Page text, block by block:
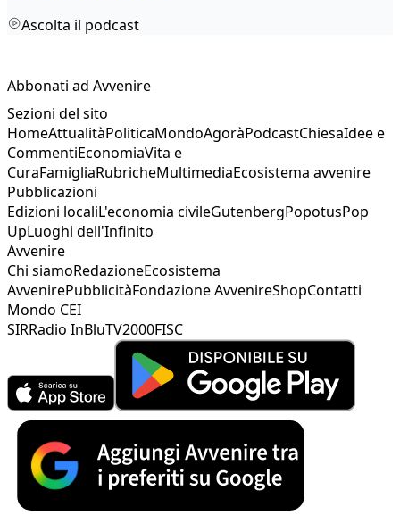
Ascolta il podcast
Abbonati ad Avvenire
Sezioni del sito
HomeAttualitàPoliticaMondoAgoràPodcastChiesaIdee e
CommentiEconomiaVita e
CuraFamigliaRubricheMultimediaEcosistema avvenire
Pubblicazioni
Edizioni localiL'economia civileGutenbergPopotusPop
UpLuoghi dell'Infinito
Avvenire
Chi siamoRedazioneEcosistema
AvvenirePubblicitàFondazione AvvenireShopContatti
Mondo CEI
SIRRadio InBluTV2000FISC